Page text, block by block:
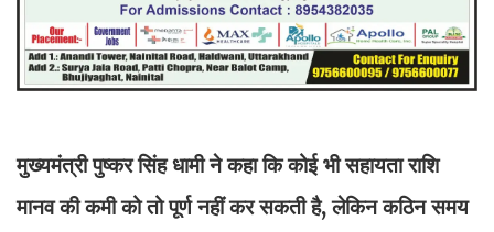
मुख्यमंत्री पुष्कर सिंह धामी ने कहा कि कोई भी सहायता राशि
मानव की कमी को तो पूर्ण नहीं कर सकती है, लेकिन कठिन समय